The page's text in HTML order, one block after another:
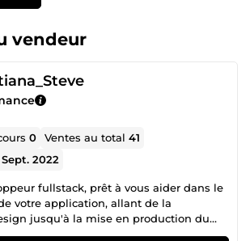
vendeur
0 Ventes au total41
Sept. 2022
fullstack, prêt à vous aider dans le
votre application, allant de la
jusqu'à la mise en production du
à votre disposition pour vous épauler